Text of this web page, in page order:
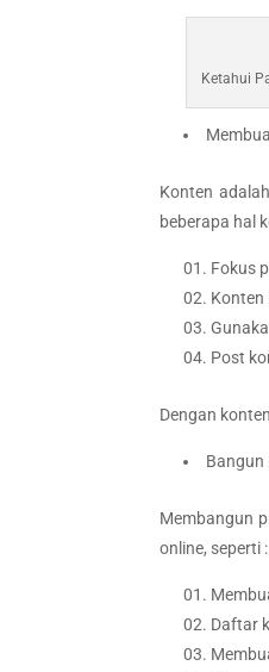
Ketahui
Konten
beberapa hal
Fokus
Konten
Post
Dengan
Bangun
Membangun
online, seperti :
Daftar